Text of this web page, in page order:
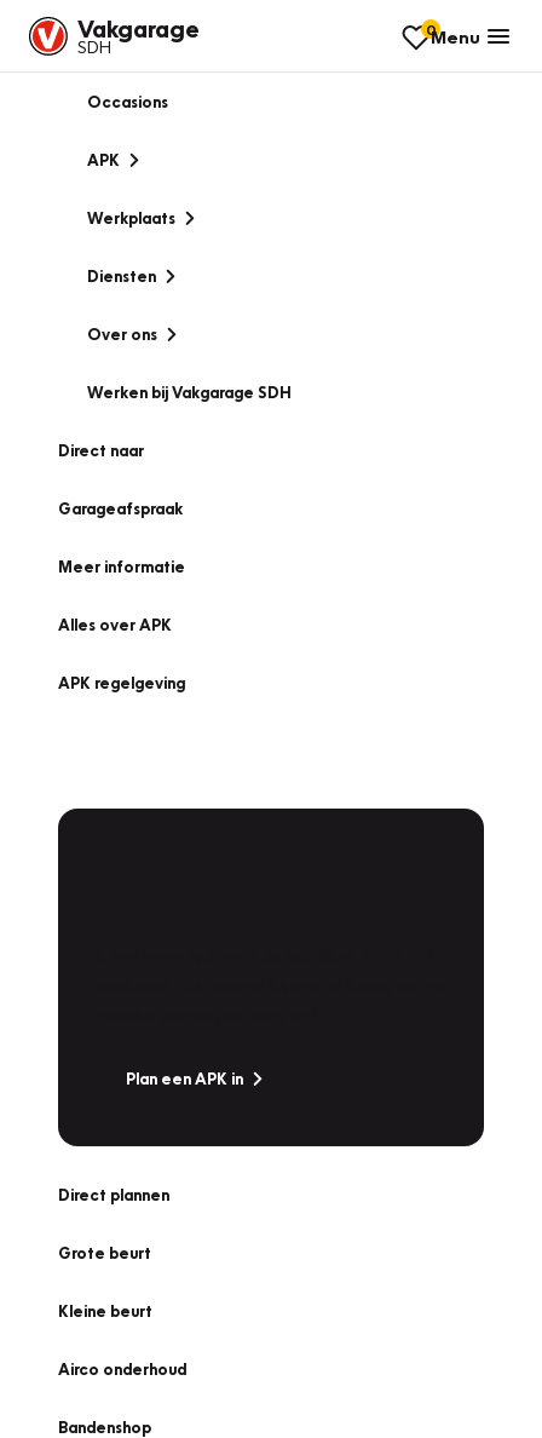
Vakgarage
SDH
0Menu
Occasions
APK
Werkplaats
Diensten
Over ons
Werken bij Vakgarage SDH
Direct naar
Garageafspraak
Meer informatie
Alles over APK
APK regelgeving
Plan een APK in
Direct plannen
Grote beurt
Kleine beurt
Airco onderhoud
Bandenshop